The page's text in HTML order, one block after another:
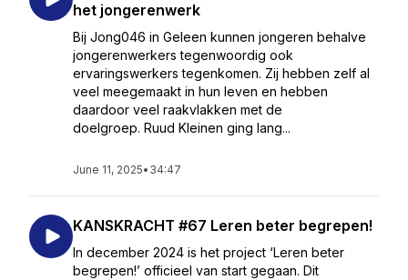
het jongerenwerk
Bij Jong046 in Geleen kunnen jongeren behalve
jongerenwerkers tegenwoordig ook
ervaringswerkers tegenkomen. Zij hebben zelf al
veel meegemaakt in hun leven en hebben
daardoor veel raakvlakken met de
doelgroep. Ruud Kleinen ging lang...
June 11, 2025• 34:47
KANSKRACHT #67 Leren beter begrepen!
In december 2024 is het project ‘Leren beter
begrepen!’ officieel van start gegaan. Dit